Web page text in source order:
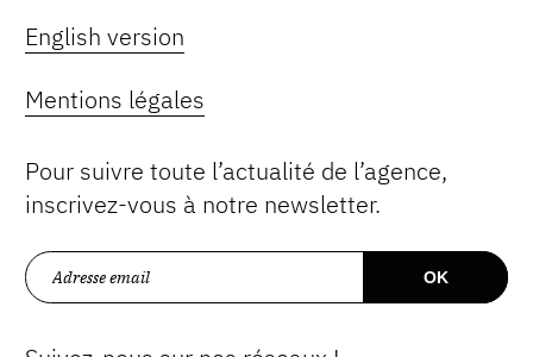
English version
Mentions légales
Pour suivre toute l’actualité de l’agence,
inscrivez-vous à notre newsletter.